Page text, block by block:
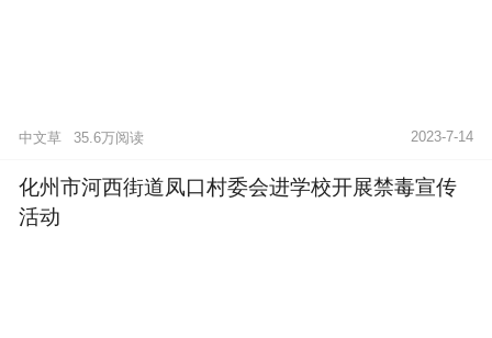
中文草 35.6万阅读 2023-7-14
化州市河西街道凤口村委会进学校开展禁毒宣传
活动